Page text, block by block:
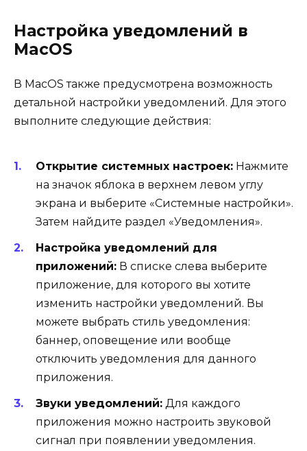
Настройка уведомлений в
MacOS
В MacOS также предусмотрена возможность
детальной настройки уведомлений. Для этого
выполните следующие действия:
Открытие системных настроек: Нажмите
на значок яблока в верхнем левом углу
экрана и выберите «Системные настройки».
Затем найдите раздел «Уведомления».
Настройка уведомлений для
приложений: В списке слева выберите
приложение, для которого вы хотите
изменить настройки уведомлений. Вы
можете выбрать стиль уведомления:
баннер, оповещение или вообще
отключить уведомления для данного
приложения.
Звуки уведомлений: Для каждого
приложения можно настроить звуковой
сигнал при появлении уведомления.